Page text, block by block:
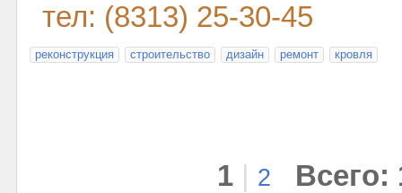
тел: (8313) 25-30-45
реконструкция строительство дизайн ремонт кровля
1 2 Всего: